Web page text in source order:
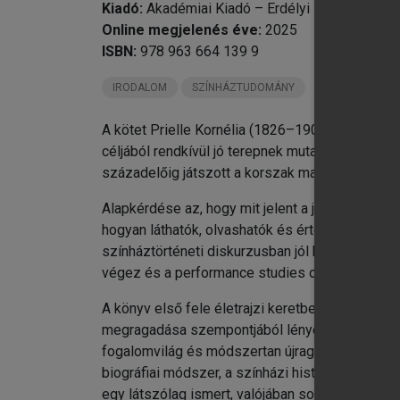
Kiadó: Akadémiai Kiadó – Erdélyi Múzeum-
Online megjelenés éve: 2025
ISBN: 978 963 664 139 9
IRODALOM SZÍNHÁZTUDOMÁNY
A kötet Prielle Kornélia (1826–1906)
céljából rendkívül jó terepnek mutatkozik
századelőig játszott a korszak magyar nyelvű
Alapkérdése az, hogy mit jelent a játékstílus,
hogyan láthatók, olvashatók és értelmezhetők
színháztörténeti diskurzusban jól kijelölt
végez és a performance studies optikáját
A könyv első fele életrajzi keretben vizsgálja
megragadása szempontjából lényegesek. A
fogalomvilág és módszertan újragondolásával
biográfiai módszer, a színházi historiográfia
egy látszólag ismert, valójában sok